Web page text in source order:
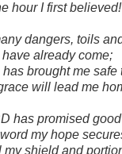
hour I first believed!
dangers, toils
have already come;
has brought me safe
will lead me
has promised
my hope
my shield and